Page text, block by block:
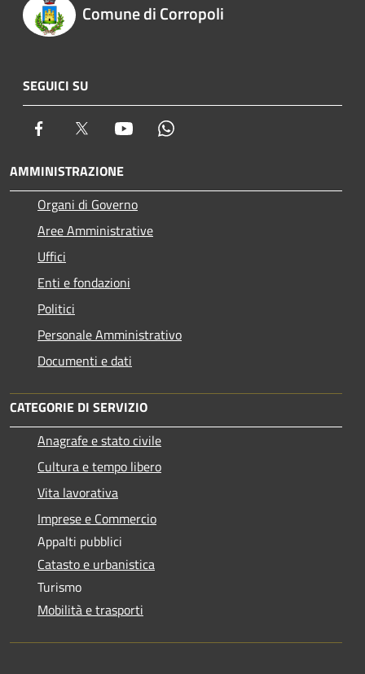
Comune di Corropoli
SEGUICI SU
Facebook Twitter Youtube
AMMINISTRAZIONE
Organi di Governo
Aree Amministrative
Uffici
Enti e fondazioni
Politici
Personale Amministrativo
Documenti e dati
CATEGORIE DI SERVIZIO
Anagrafe e stato civile
Cultura e tempo libero
Vita lavorativa
Imprese e Commercio
Appalti pubblici
Catasto e urbanistica
Turismo
Mobilità e trasporti